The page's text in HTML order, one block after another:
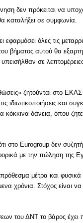
δεν πρόκειται να
καταλήξει σε συμφωνία.
εφαρμόσει όλες τις
βήματος αυτού θα
σε
ζητούνται στο
ιδιωτικοποιήσεις και
δάνεια, όπου
στο Eurogroup δεν
με την πώληση της
μέτρα και
χρόνια. Στόχος είναι να
του ΔΝΤ το βάρος